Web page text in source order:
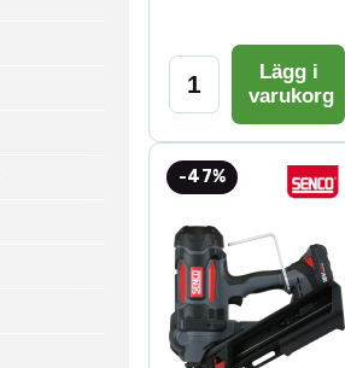
Lägg i
varukorg
-47%